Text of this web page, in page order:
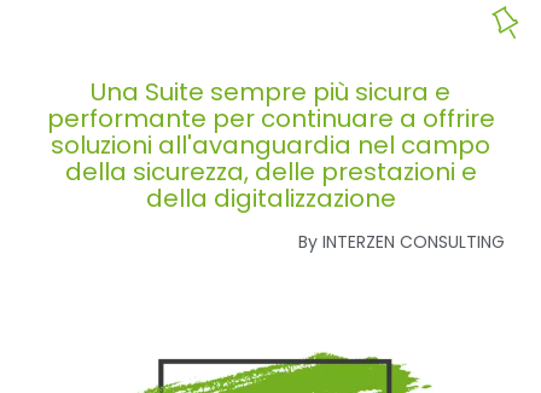
Una Suite sempre più sicura e
performante per continuare a offrire
soluzioni all'avanguardia nel campo
della sicurezza, delle prestazioni e
della digitalizzazione
By INTERZEN CONSULTING